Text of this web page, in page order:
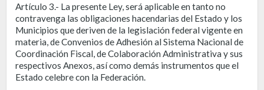
Artículo 3.- La presente Ley, será aplicable en tanto no
contravenga las obligaciones hacendarias del Estado y los
Municipios que deriven de la legislación federal vigente en
materia, de Convenios de Adhesión al Sistema Nacional de
Coordinación Fiscal, de Colaboración Administrativa y sus
respectivos Anexos, así como demás instrumentos que el
Estado celebre con la Federación.